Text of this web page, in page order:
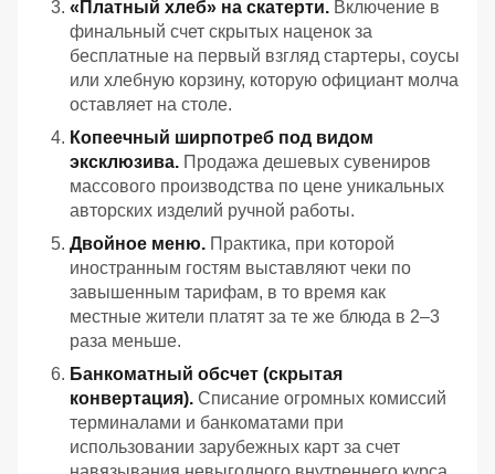
«Платный хлеб» на скатерти. Включение в
финальный счет скрытых наценок за
бесплатные на первый взгляд стартеры, соусы
или хлебную корзину, которую официант молча
оставляет на столе.
Копеечный ширпотреб под видом
эксклюзива. Продажа дешевых сувениров
массового производства по цене уникальных
авторских изделий ручной работы.
Двойное меню. Практика, при которой
иностранным гостям выставляют чеки по
завышенным тарифам, в то время как
местные жители платят за те же блюда в 2–3
раза меньше.
Банкоматный обсчет (скрытая
конвертация). Списание огромных комиссий
терминалами и банкоматами при
использовании зарубежных карт за счет